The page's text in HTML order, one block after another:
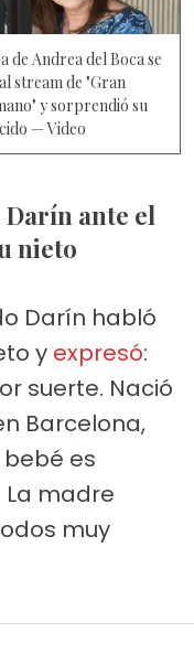
de Andrea del Boca se
stream de "Gran
y sorprendió su
— Video
nieto
Darín habló
y expresó:
suerte. Nació
Barcelona,
bebé es
La madre
muy